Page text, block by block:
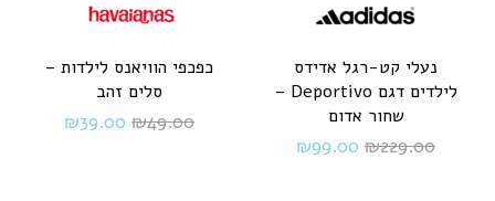
נעלי קט-רגל אדידס
לילדים דגם Deportivo –
שחור אדום
₪229.00
₪99.00
כפכפי הוויאנס לילדות –
סלים זהב
₪49.00
₪39.00